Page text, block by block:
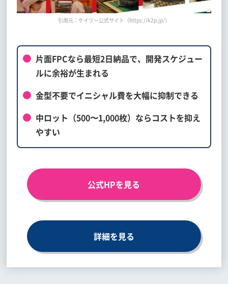
引用元：ケイツー公式サイト（https://k2p.jp/）
片面FPCなら最短2日納品で、開発スケジュー
ルに余裕が生まれる
金型不要でイニシャル費を大幅に抑制できる
中ロット（500〜1,000枚）ならコストを抑え
やすい
公式HPを見る
詳細を見る